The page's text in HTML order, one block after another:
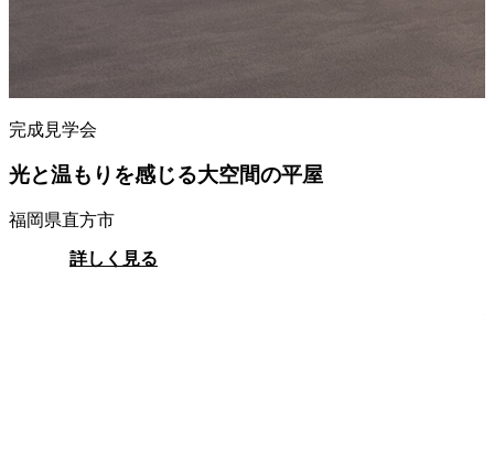
完成見学会
光と温もりを感じる大空間の平屋
福岡県直方市
詳しく見る